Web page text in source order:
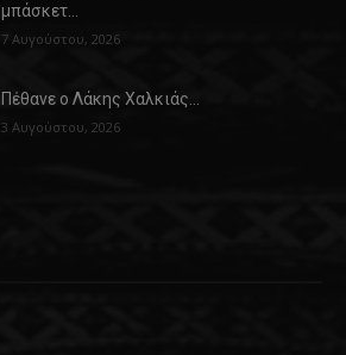
μπάσκετ…
7 Αυγούστου, 2026
Πέθανε ο Λάκης Χαλκιάς…
3 Αυγούστου, 2026